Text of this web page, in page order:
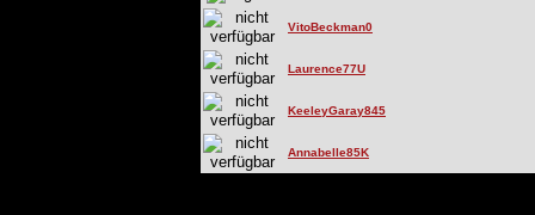
VitoBeckman0
Laurence77U
KeeleyGaray845
Annabelle85K